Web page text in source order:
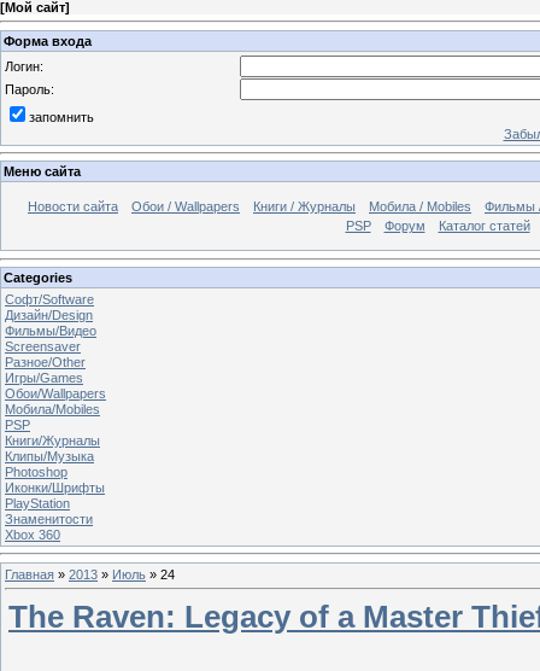
[Мой сайт]
Форма входа
Логин:
Пароль:
запомнить
Меню сайта
Новости сайта Обои / Wallpapers Книги / Журналы Мобила / Mobiles
Фильмы
PSP
Форум Каталог статей
Categories
Софт/Software
Дизайн/Design
Фильмы/Видео
Screensaver
Разное/Other
Игры/Games
Обои/Wallpapers
Мобила/Mobiles
PSP
Книги/Журналы
Клипы/Музыка
Photoshop
Иконки/Шрифты
PlayStation
Знаменитости
Xbox 360
Главная » 2013 » Июль » 24
The Raven: Legacy of a Master